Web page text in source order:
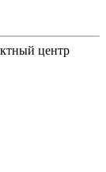
центр